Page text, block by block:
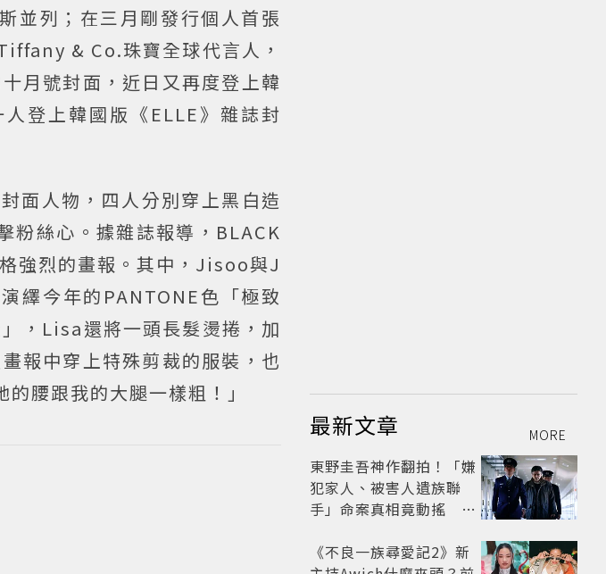
並列；在三月剛發行個人首張
& Co.珠寶全球代言人，
月號封面，近日又再度登上韓
登上韓國版《ELLE》雜誌封
面人物，四人分別穿上黑白造
粉絲心。據雜誌報導，BLACK
強烈的畫報。其中，Jisoo與J
繹今年的PANTONE色「極致
，Lisa還將一頭長髮燙捲，加
報中穿上特殊剪裁的服裝，也
腰跟我的大腿一樣粗！」
最新文章 MORE
東野圭吾神作翻拍！「嫌
犯家人、被害人遺族聯
手」命案真相竟動搖
框架展開
《不良一族尋愛記2》新